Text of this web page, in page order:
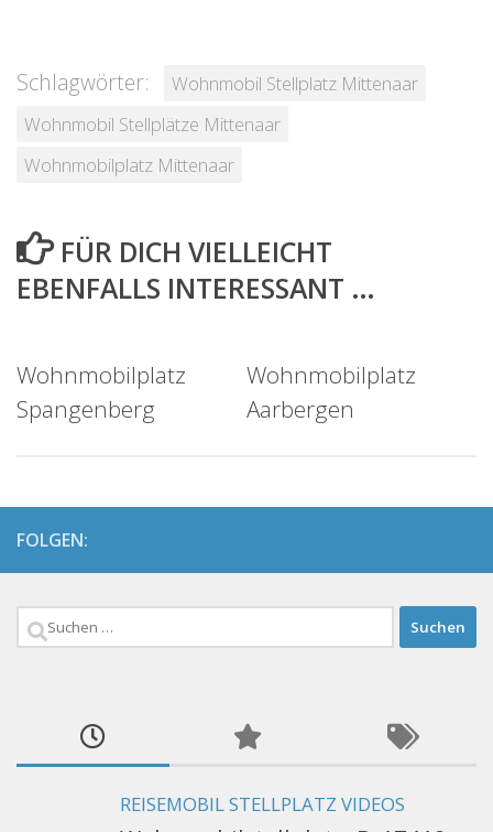
Schlagwörter:
Wohnmobil Stellplatz Mittenaar
Wohnmobil Stellplätze Mittenaar
Wohnmobilplatz Mittenaar
FÜR DICH VIELLEICHT
EBENFALLS INTERESSANT …
Wohnmobilplatz
Spangenberg
Wohnmobilplatz
Aarbergen
FOLGEN:
Suchen
REISEMOBIL STELLPLATZ VIDEOS